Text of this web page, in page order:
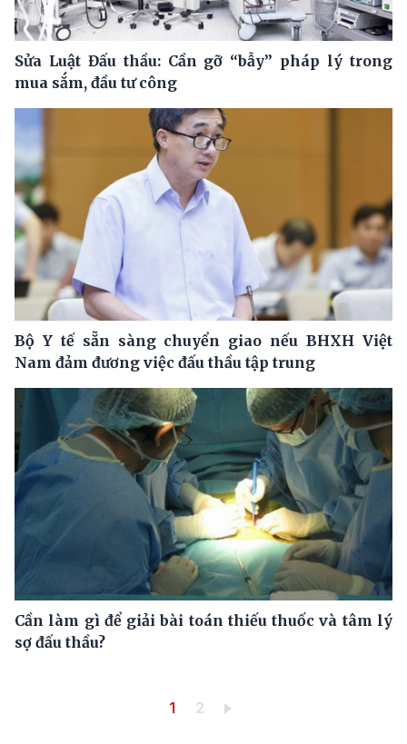
Sửa Luật Đấu thầu: Cần gỡ “bẫy” pháp lý trong
mua sắm, đầu tư công
Bộ Y tế sẵn sàng chuyển giao nếu BHXH Việt
Nam đảm đương việc đấu thầu tập trung
Cần làm gì để giải bài toán thiếu thuốc và tâm lý
sợ đấu thầu?
Trang hiện thời
1 Trang
2